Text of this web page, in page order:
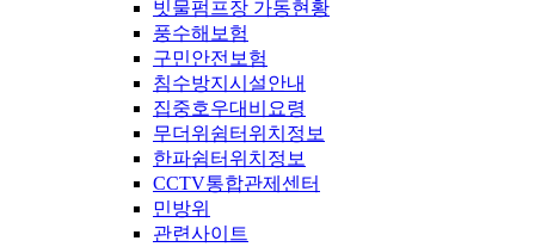
빗물펌프장 가동현황
풍수해보험
구민안전보험
침수방지시설안내
집중호우대비요령
무더위쉼터위치정보
한파쉼터위치정보
CCTV통합관제센터
민방위
관련사이트